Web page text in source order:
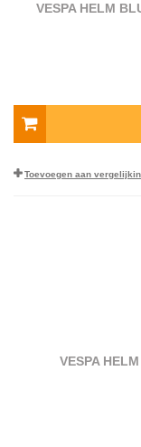
VESPA HELM
Toevoegen aan
VESPA